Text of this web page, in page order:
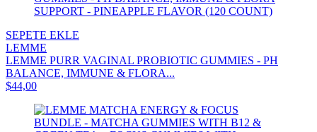
SEPETE EKLE
LEMME
LEMME PURR VAGINAL PROBIOTIC GUMMIES - PH
BALANCE, IMMUNE & FLORA...
$44,00